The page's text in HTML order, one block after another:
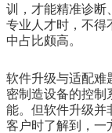
训，才能精准诊断
专业人才时，不得
中占比颇高。
软件升级与适配难
密制造设备的控制
能。但软件升级并
客户时了解到，一